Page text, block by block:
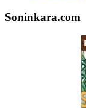
Soninkara.com